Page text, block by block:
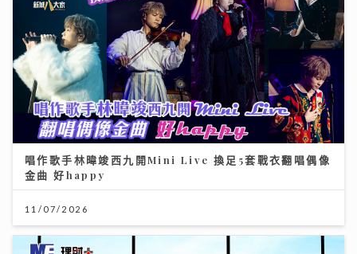
唱作歌手林暐竣西九開Mini Live 換足5套戰衣翻唱偶像
金曲 好happy
11/07/2026